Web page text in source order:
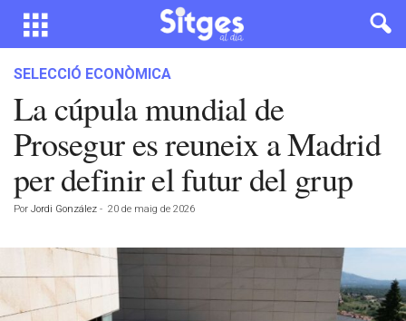
SELECCIÓ ECONÒMICA
La cúpula mundial de
Prosegur es reuneix a Madrid
per definir el futur del grup
Por Jordi González - 20 de maig de 2026